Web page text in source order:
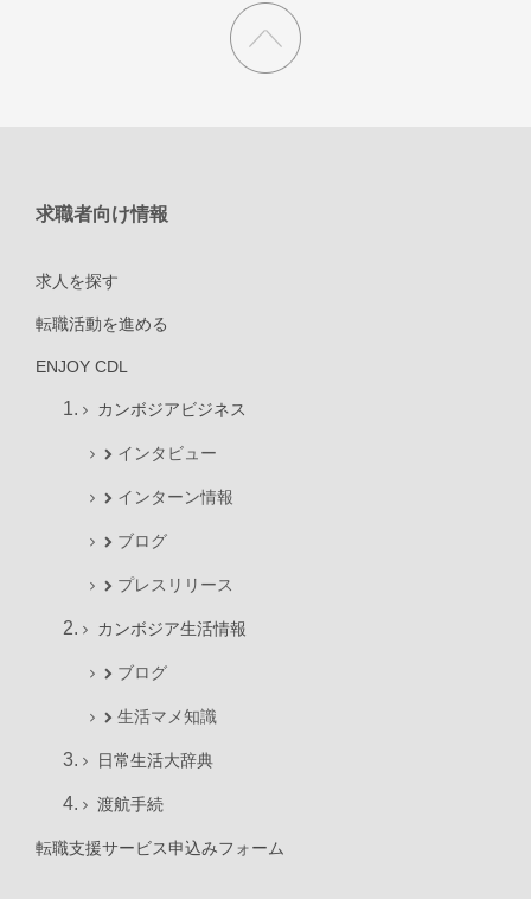
求職者向け情報
求人を探す
転職活動を進める
ENJOY CDL
カンボジアビジネス
インタビュー
インターン情報
ブログ
プレスリリース
カンボジア生活情報
ブログ
生活マメ知識
日常生活大辞典
渡航手続
転職支援サービス申込みフォーム